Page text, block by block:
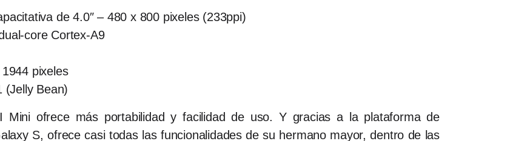
de 4.0″ – 480 x 800 pixeles (233ppi)
core Cortex-A9
pixeles
(Jelly Bean)
ofrece más portabilidad y facilidad de uso. Y gracias a la plataforma de
S, ofrece casi todas las funcionalidades de su hermano mayor, dentro de las